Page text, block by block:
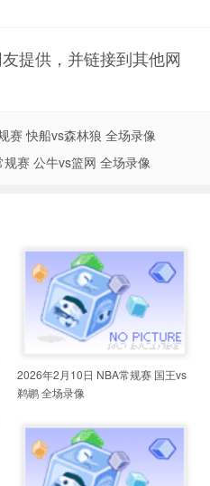
提供，并链接到其他网
赛 快船vs森林狼 全场录像
赛 公牛vs篮网 全场录像
2026年2月10日 NBA常规赛 国王vs
鹈鹕 全场录像